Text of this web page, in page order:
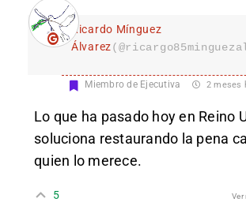
Ricardo Mínguez
Álvarez
Miembro de Ejecutiva 2 meses
Lo que ha pasado hoy en Reino
soluciona restaurando la pena
quien lo merece.
5 Ver